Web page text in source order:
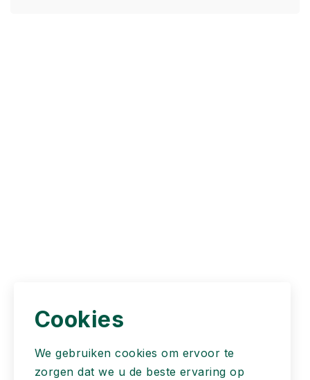
Cookies
We gebruiken cookies om ervoor te
zorgen dat we u de beste ervaring op